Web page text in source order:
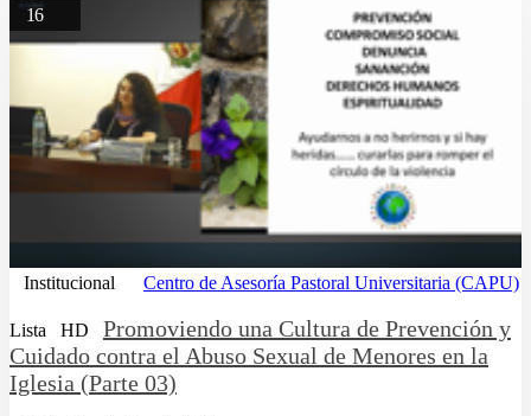
16
Institucional Centro de Asesoría Pastoral Universitaria (CAPU)
Lista HD
Promoviendo una Cultura de Prevención y
Cuidado contra el Abuso Sexual de Menores en la
Iglesia (Parte 03)